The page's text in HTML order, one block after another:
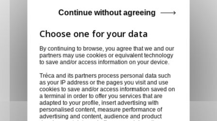
Livraison via GLS
Retirer vos produits
directement en magasin ou
faites vous livrer chez vous ou
dans les points relais de notre
By continuing to browse, you agree that we and our
partners may use cookies or equivalent technology
to save and/or access information on your device.
Tréca and its partners process personal data such
as your IP address or the pages you visit and use
cookies to save and/or access information saved on
a terminal in order to offer you services that are
adapted to your profile, insert advertising with
personalised content, measure performance of
advertising and content, audience and product
Continue without agreeing